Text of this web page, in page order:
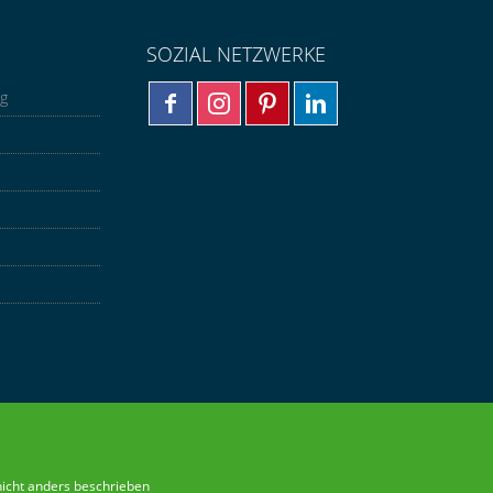
SOZIAL NETZWERKE
anders beschrieben